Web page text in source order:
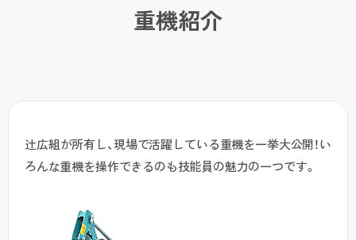
重機紹介
辻広組が所有し、現場で活躍している重機を一挙大公開！い
ろんな重機を操作できるのも技能員の魅力の一つです。